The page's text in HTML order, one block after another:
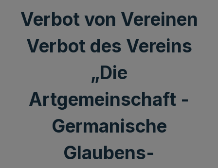
Verbot von Vereinen
Verbot des Vereins
„Die
Artgemeinschaft -
Germanische
Glaubens-